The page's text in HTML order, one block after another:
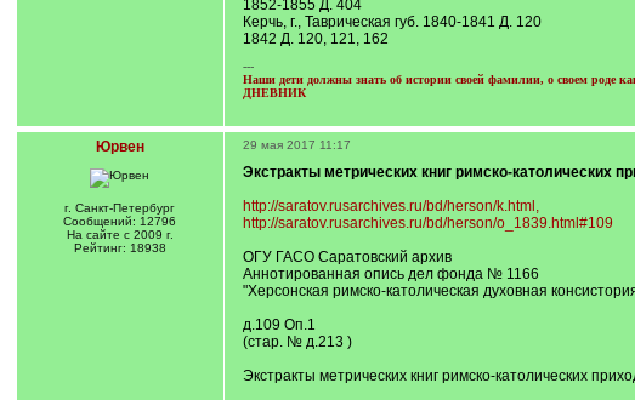
1852-1855 Д. 404
Керчь, г., Таврическая губ. 1840-1841 Д. 120
1842 Д. 120, 121, 162
---
Наши дети должны знать об истории своей фамилии, о своем роде
ДНЕВНИК
Юрвен
г. Санкт-Петербург
Сообщений: 12796
На сайте с 2009 г.
Рейтинг: 18938
29 мая 2017 11:17
Экстракты метрических книг римско-католических
http://saratov.rusarchives.ru/bd/herson/k.html,
http://saratov.rusarchives.ru/bd/herson/o_1839.html#109
ОГУ ГАСО Саратовский архив
Аннотированная опись дел фонда № 1166
"Херсонская римско-католическая духовная
д.109 Оп.1
(стар. № д.213 )
Экстракты метрических книг римско-католических